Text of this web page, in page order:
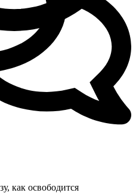
как освободится